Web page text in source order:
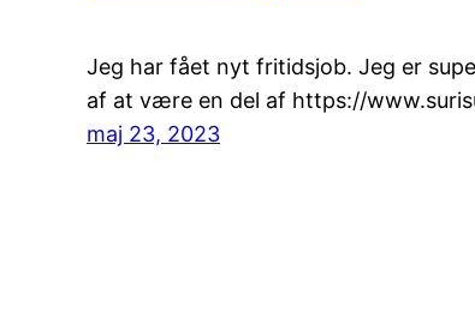
Jeg har fået nyt fritidsjob. Jeg er
af at være en del af https://
maj 23, 2023